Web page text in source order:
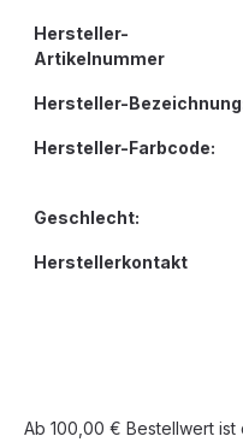
Hersteller-
Artikelnummer
Hersteller-
Hersteller-Farbcode:
Geschlecht:
Herstellerkontakt
Ab 100,00 € Bestellwert